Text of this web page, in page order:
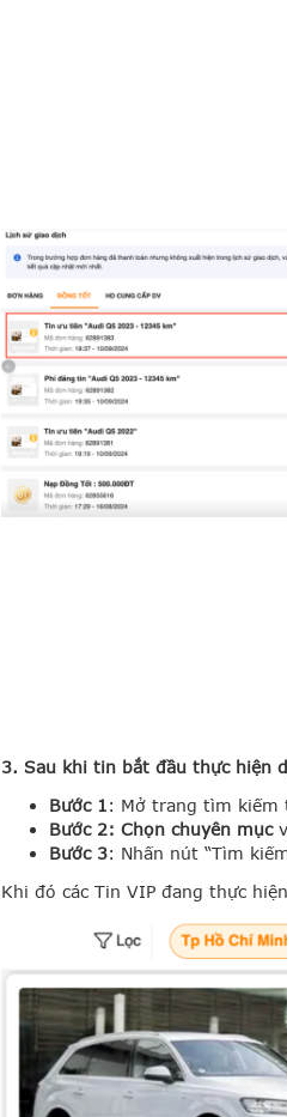
3. Sau khi tin bắt đầu thực hiện
Bước 1: Mở trang tìm kiếm
Bước 2: Chọn chuyên mục
Bước 3: Nhấn nút “Tìm
Khi đó các Tin VIP đang thực